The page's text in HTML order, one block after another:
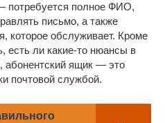
потребуется полное ФИО,
письмо, а также
которое обслуживает. Кроме
есть ли какие-то нюансы в
абонентский ящик — это
почтовой службой.